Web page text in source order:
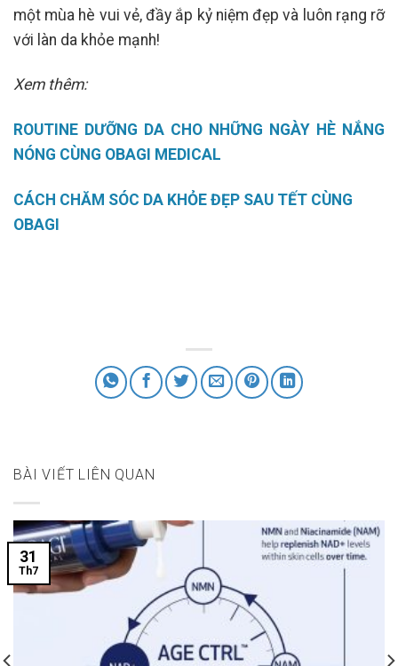
một mùa hè vui vẻ, đầy ắp kỷ niệm đẹp và luôn rạng rỡ
với làn da khỏe mạnh!
Xem thêm:
ROUTINE DƯỠNG DA CHO NHỮNG NGÀY HÈ NẮNG
NÓNG CÙNG OBAGI MEDICAL
CÁCH CHĂM SÓC DA KHỎE ĐẸP SAU TẾT CÙNG
OBAGI
BÀI VIẾT LIÊN QUAN
31
Th7